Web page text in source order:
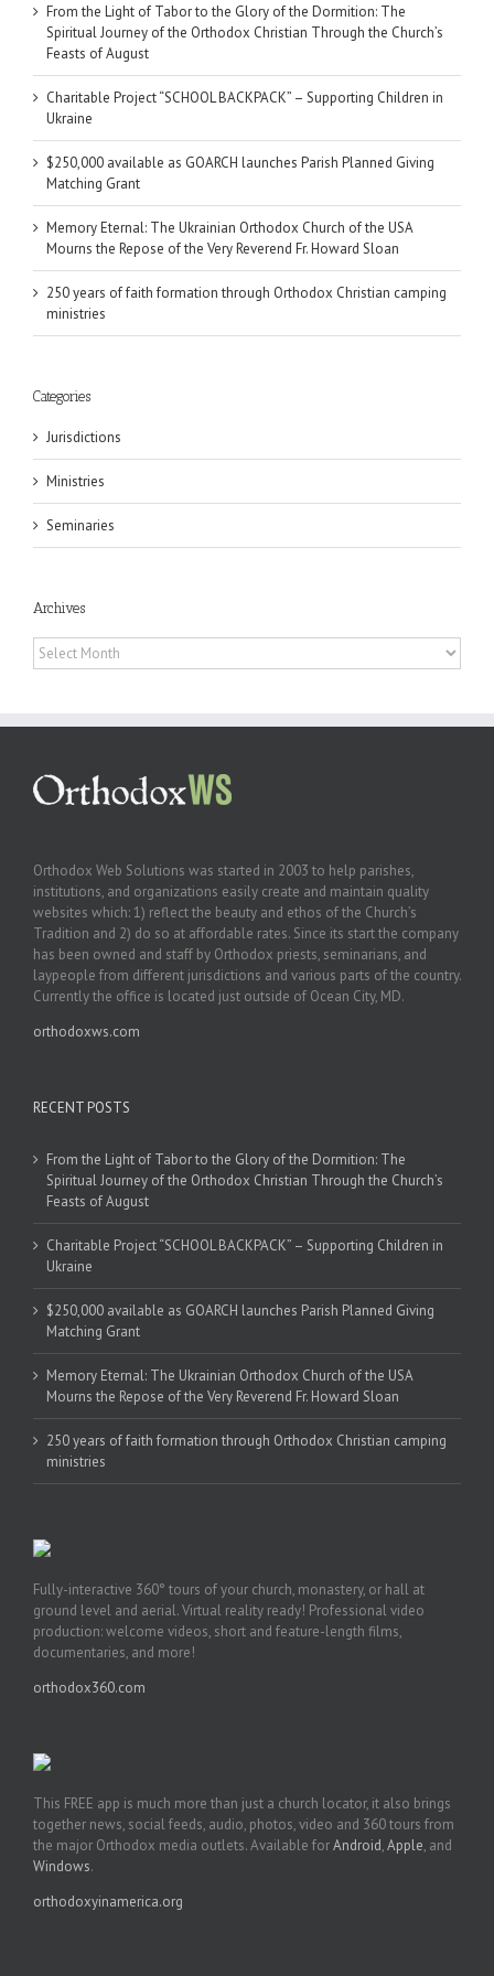
From the Light of Tabor to the Glory of the Dormition: The
Spiritual Journey of the Orthodox Christian Through the Church’s
Feasts of August
Charitable Project “SCHOOL BACKPACK” – Supporting Children in
Ukraine
$250,000 available as GOARCH launches Parish Planned Giving
Matching Grant
Memory Eternal: The Ukrainian Orthodox Church of the USA
Mourns the Repose of the Very Reverend Fr. Howard Sloan
250 years of faith formation through Orthodox Christian camping
ministries
Categories
Jurisdictions
Ministries
Seminaries
Archives
Archives
Orthodox Web Solutions was started in 2003 to help parishes,
institutions, and organizations easily create and maintain quality
websites which: 1) reflect the beauty and ethos of the Church’s
Tradition and 2) do so at affordable rates. Since its start the company
has been owned and staff by Orthodox priests, seminarians, and
laypeople from different jurisdictions and various parts of the country.
Currently the office is located just outside of Ocean City, MD.
orthodoxws.com
RECENT POSTS
From the Light of Tabor to the Glory of the Dormition: The
Spiritual Journey of the Orthodox Christian Through the Church’s
Feasts of August
Charitable Project “SCHOOL BACKPACK” – Supporting Children in
Ukraine
$250,000 available as GOARCH launches Parish Planned Giving
Matching Grant
Memory Eternal: The Ukrainian Orthodox Church of the USA
Mourns the Repose of the Very Reverend Fr. Howard Sloan
250 years of faith formation through Orthodox Christian camping
ministries
Fully-interactive 360° tours of your church, monastery, or hall at
ground level and aerial. Virtual reality ready! Professional video
production: welcome videos, short and feature-length films,
documentaries, and more!
orthodox360.com
This FREE app is much more than just a church locator, it also brings
together news, social feeds, audio, photos, video and 360 tours from
the major Orthodox media outlets. Available forAndroid,Apple, and
Windows.
orthodoxyinamerica.org